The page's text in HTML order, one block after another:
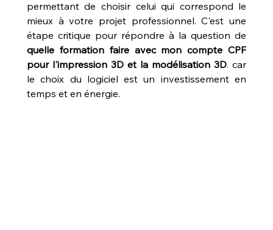
permettant de choisir celui qui correspond le
mieux à votre projet professionnel. C'est une
quelle formation faire avec mon compte CPF
pour l'impression 3D et la modélisation 3D. car
le choix du logiciel est un investissement en
temps et en énergie.